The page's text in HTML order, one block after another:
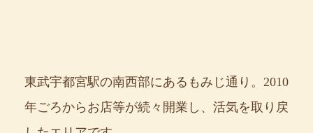
東武宇都宮駅の南西部にあるもみじ通り。2010
年ごろからお店等が続々開業し、活気を取り戻